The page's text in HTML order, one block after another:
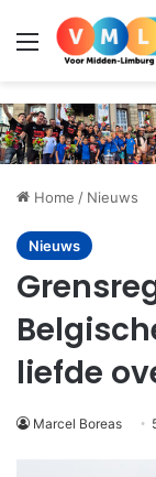
Menu
Home / Nieuws
Nieuws
liefde
Marcel Boreas